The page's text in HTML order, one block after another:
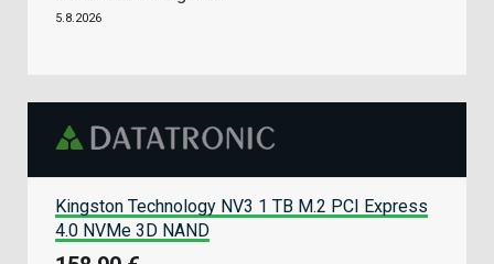
5.8.2026
Kingston Technology NV3 1 TB M.2 PCI Express
4.0 NVMe 3D NAND